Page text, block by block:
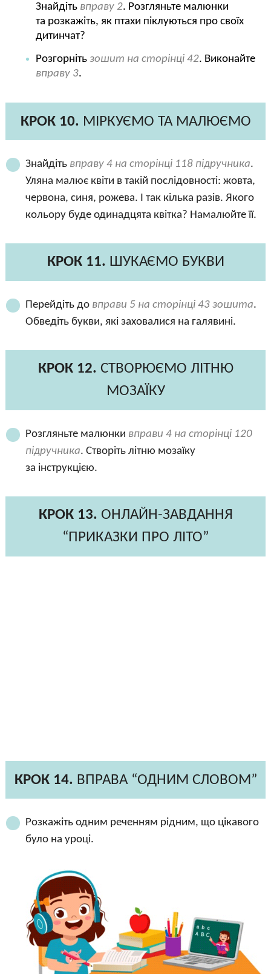
Знайдіть вправу 2. Розгляньте малюнки
та розкажіть, як птахи піклуються про своїх
дитинчат?
Розгорніть зошит на сторінці 42. Виконайте
вправу 3.
КРОК 10. МІРКУЄМО ТА МАЛЮЄМО
Знайдіть вправу 4 на сторінці 118 підручника.
Уляна малює квіти в такій послідовності: жовта,
червона, синя, рожева. І так кілька разів. Якого
кольору буде одинадцята квітка? Намалюйте її.
КРОК 11. ШУКАЄМО БУКВИ
Перейдіть до вправи 5 на сторінці 43 зошита.
Обведіть букви, які заховалися на галявині.
КРОК 12. СТВОРЮЄМО ЛІТНЮ
МОЗАЇКУ
Розгляньте малюнки вправи 4 на сторінці 120
підручника. Створіть літню мозаїку
за інструкцією.
КРОК 13. ОНЛАЙН-ЗАВДАННЯ
“ПРИКАЗКИ ПРО ЛІТО”
КРОК 14. ВПРАВА “ОДНИМ СЛОВОМ”
Розкажіть одним реченням рідним, що цікавого
було на уроці.